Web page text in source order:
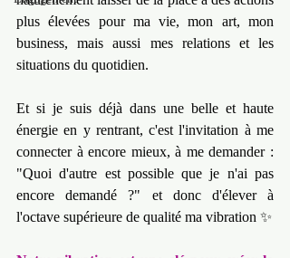
plus élevées pour ma vie, mon art, mon
business, mais aussi mes relations et les
situations du quotidien.
Et si je suis déjà dans une belle et haute
énergie en y rentrant, c'est l'invitation à me
connecter à encore mieux, à me demander :
"Quoi d'autre est possible que je n'ai pas
encore demandé ?" et donc d'élever à
l'octave supérieure de qualité ma vibration ✨